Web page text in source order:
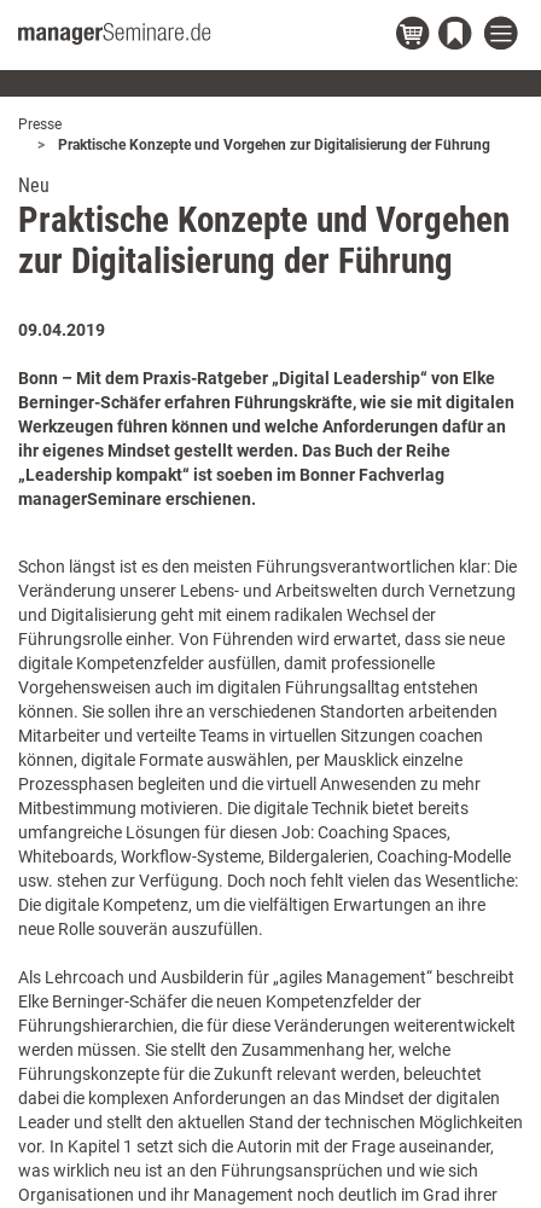
Presse
Praktische Konzepte und Vorgehen zur Digitalisierung der Führung
Neu
Praktische Konzepte und Vorgehen
zur Digitalisierung der Führung
09.04.2019
Bonn – Mit dem Praxis-Ratgeber „Digital Leadership“ von Elke
Berninger-Schäfer erfahren Führungskräfte, wie sie mit digitalen
Werkzeugen führen können und welche Anforderungen dafür an
ihr eigenes Mindset gestellt werden. Das Buch der Reihe
„Leadership kompakt“ ist soeben im Bonner Fachverlag
managerSeminare erschienen.
Schon längst ist es den meisten Führungsverantwortlichen klar: Die
Veränderung unserer Lebens- und Arbeitswelten durch Vernetzung
und Digitalisierung geht mit einem radikalen Wechsel der
Führungsrolle einher. Von Führenden wird erwartet, dass sie neue
digitale Kompetenzfelder ausfüllen, damit professionelle
Vorgehensweisen auch im digitalen Führungsalltag entstehen
können. Sie sollen ihre an verschiedenen Standorten arbeitenden
Mitarbeiter und verteilte Teams in virtuellen Sitzungen coachen
können, digitale Formate auswählen, per Mausklick einzelne
Prozessphasen begleiten und die virtuell Anwesenden zu mehr
Mitbestimmung motivieren. Die digitale Technik bietet bereits
umfangreiche Lösungen für diesen Job: Coaching Spaces,
Whiteboards, Workflow-Systeme, Bildergalerien, Coaching-Modelle
usw. stehen zur Verfügung. Doch noch fehlt vielen das Wesentliche:
Die digitale Kompetenz, um die vielfältigen Erwartungen an ihre
neue Rolle souverän auszufüllen.
Als Lehrcoach und Ausbilderin für „agiles Management“ beschreibt
Elke Berninger-Schäfer die neuen Kompetenzfelder der
Führungshierarchien, die für diese Veränderungen weiterentwickelt
werden müssen. Sie stellt den Zusammenhang her, welche
Führungskonzepte für die Zukunft relevant werden, beleuchtet
dabei die komplexen Anforderungen an das Mindset der digitalen
Leader und stellt den aktuellen Stand der technischen Möglichkeiten
vor. In Kapitel 1 setzt sich die Autorin mit der Frage auseinander,
was wirklich neu ist an den Führungsansprüchen und wie sich
Organisationen und ihr Management noch deutlich im Grad ihrer